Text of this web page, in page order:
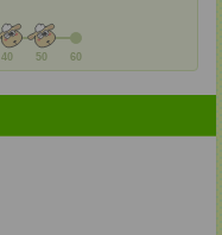
40 50 60